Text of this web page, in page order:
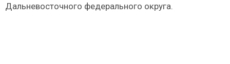
Дальневосточного федерального округа.